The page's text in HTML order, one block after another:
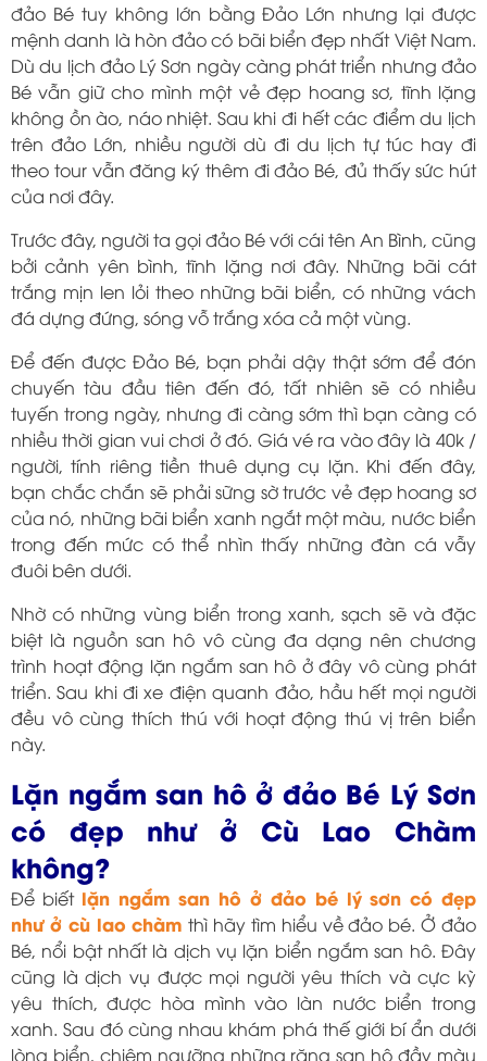
đảo Bé tuy không lớn bằng Đảo Lớn nhưng lại được
mệnh danh là hòn đảo có bãi biển đẹp nhất Việt Nam.
Dù du lịch đảo Lý Sơn ngày càng phát triển nhưng đảo
Bé vẫn giữ cho mình một vẻ đẹp hoang sơ, tĩnh lặng
không ồn ào, náo nhiệt. Sau khi đi hết các điểm du lịch
trên đảo Lớn, nhiều người dù đi du lịch tự túc hay đi
theo tour vẫn đăng ký thêm đi đảo Bé, đủ thấy sức hút
của nơi đây.
Trước đây, người ta gọi đảo Bé với cái tên An Bình, cũng
bởi cảnh yên bình, tĩnh lặng nơi đây. Những bãi cát
trắng mịn len lỏi theo những bãi biển, có những vách
đá dựng đứng, sóng vỗ trắng xóa cả một vùng.
Để đến được Đảo Bé, bạn phải dậy thật sớm để đón
chuyến tàu đầu tiên đến đó, tất nhiên sẽ có nhiều
tuyến trong ngày, nhưng đi càng sớm thì bạn càng có
nhiều thời gian vui chơi ở đó. Giá vé ra vào đây là 40k /
người, tính riêng tiền thuê dụng cụ lặn. Khi đến đây,
bạn chắc chắn sẽ phải sững sờ trước vẻ đẹp hoang sơ
của nó, những bãi biển xanh ngắt một màu, nước biển
trong đến mức có thể nhìn thấy những đàn cá vẫy
đuôi bên dưới.
Nhờ có những vùng biển trong xanh, sạch sẽ và đặc
biệt là nguồn san hô vô cùng đa dạng nên chương
trình hoạt động lặn ngắm san hô ở đây vô cùng phát
triển. Sau khi đi xe điện quanh đảo, hầu hết mọi người
đều vô cùng thích thú với hoạt động thú vị trên biển
này.
Lặn ngắm san hô ở đảo Bé Lý Sơn
có đẹp như ở Cù Lao Chàm
không?
Để biết lặn ngắm san hô ở đảo bé lý sơn có đẹp
như ở cù lao chàm thì hãy tìm hiểu về đảo bé. Ở đảo
Bé, nổi bật nhất là dịch vụ lặn biển ngắm san hô. Đây
cũng là dịch vụ được mọi người yêu thích và cực kỳ
yêu thích, được hòa mình vào làn nước biển trong
xanh. Sau đó cùng nhau khám phá thế giới bí ẩn dưới
lòng biển, chiêm ngưỡng những rặng san hô đầy màu